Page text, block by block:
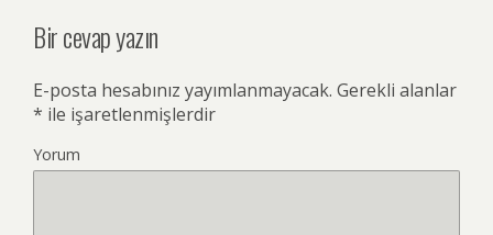
Bir cevap yazın
E-posta hesabınız yayımlanmayacak. Gerekli alanlar
* ile işaretlenmişlerdir
Yorum